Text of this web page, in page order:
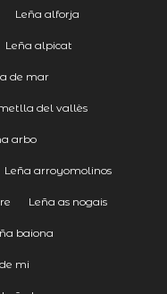
Leña alforja
Leña alpicat
de mar
del vallès
arbo
Leña arroyomolinos
Leña as nogais
baiona
mi